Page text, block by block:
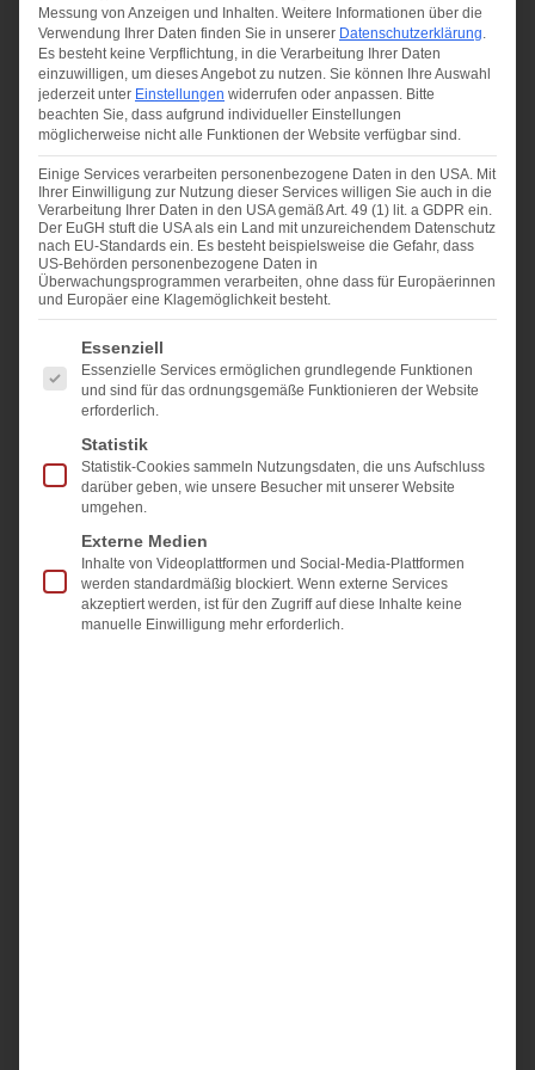
Übergabeprotokoll beim
Immobilienverkauf: was wirklich
hineingehört
Das Übergabeprotokoll hält fest, in welchem Zustand
eine Immobilie bei der Übergabe ist: Zählerstände,
übergebene Schlüssel, sichtbare Mängel und
Messung von Anzeigen und Inhalten. Weitere Informationen über die
Verwendung Ihrer Daten finden Sie in unserer Datenschutzerklärung.
Es besteht keine Verpflichtung, in die Verarbeitung Ihrer Daten
einzuwilligen, um dieses Angebot zu nutzen. Sie können Ihre Auswahl
jederzeit unter Einstellungen widerrufen oder anpassen. Bitte
beachten Sie, dass aufgrund individueller Einstellungen
möglicherweise nicht alle Funktionen der Website verfügbar sind.
Einige Services verarbeiten personenbezogene Daten in den USA. Mit
Ihrer Einwilligung zur Nutzung dieser Services willigen Sie auch in die
Verarbeitung Ihrer Daten in den USA gemäß Art. 49 (1) lit. a GDPR ein.
Der EuGH stuft die USA als ein Land mit unzureichendem Datenschutz
nach EU-Standards ein. Es besteht beispielsweise die Gefahr, dass
US-Behörden personenbezogene Daten in
Überwachungsprogrammen verarbeiten, ohne dass für Europäerinnen
und Europäer eine Klagemöglichkeit besteht.
Es folgt eine Liste der Service-Gruppen, für die eine
Essenziell
Essenzielle Services ermöglichen grundlegende Funktionen
und sind für das ordnungsgemäße Funktionieren der Website
erforderlich.
Statistik
Statistik-Cookies sammeln Nutzungsdaten, die uns Aufschluss
darüber geben, wie unsere Besucher mit unserer Website
umgehen.
Externe Medien
Inhalte von Videoplattformen und Social-Media-Plattformen
werden standardmäßig blockiert. Wenn externe Services
akzeptiert werden, ist für den Zugriff auf diese Inhalte keine
manuelle Einwilligung mehr erforderlich.